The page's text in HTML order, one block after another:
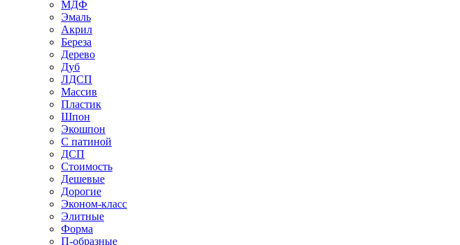
МДФ
Эмаль
Акрил
Береза
Дерево
Дуб
ЛДСП
Массив
Пластик
Шпон
Экошпон
С патиной
ДСП
Стоимость
Дешевые
Дорогие
Эконом-класс
Элитные
Форма
П-образные